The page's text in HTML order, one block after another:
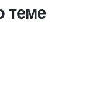
теме